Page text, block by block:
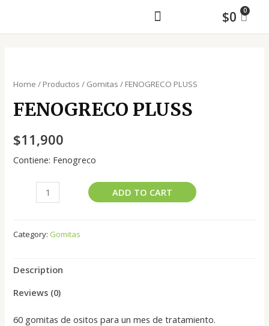
$0
Home / Productos / Gomitas / FENOGRECO PLUSS
FENOGRECO PLUSS
$11,900
Contiene: Fenogreco
ADD TO CART
Category: Gomitas
Description
Reviews (0)
60 gomitas de ositos para un mes de tratamiento.